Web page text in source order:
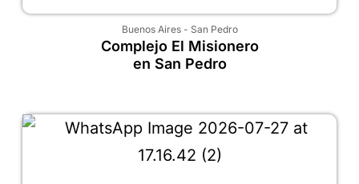
Buenos Aires- San Pedro
Complejo El Misionero
en San Pedro